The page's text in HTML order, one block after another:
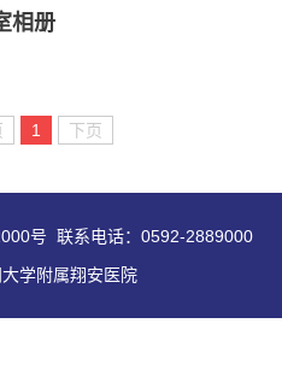
相册
1 下页
号 联系电话：0592-2889000
学附属翔安医院